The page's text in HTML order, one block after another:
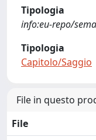
Tipologia
info:eu-repo/
Tipologia
Capitolo/Saggio
File in questo
File